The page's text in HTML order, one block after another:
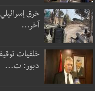
خرق
آخر...
خلفيات
دبور: ت...